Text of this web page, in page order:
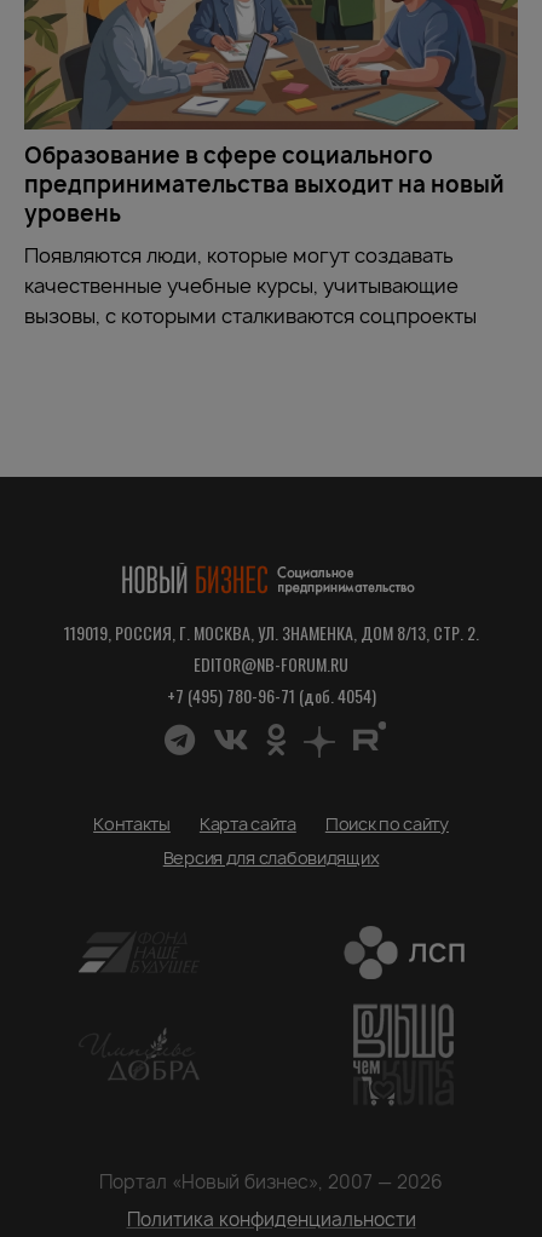
Образование в сфере социального
предпринимательства выходит на новый
уровень
Появляются люди, которые могут создавать
качественные учебные курсы, учитывающие
вызовы, с которыми сталкиваются соцпроекты
119019, РОССИЯ, Г. МОСКВА, УЛ. ЗНАМЕНКА, ДОМ 8/13, СТР. 2.
EDITOR@NB-FORUM.RU
+7 (495) 780-96-71 (доб. 4054)
Портал «Новый бизнес», 2007 — 2026
Политика конфиденциальности
Контакты Карта сайта
Поиск по сайту
Версия для слабовидящих